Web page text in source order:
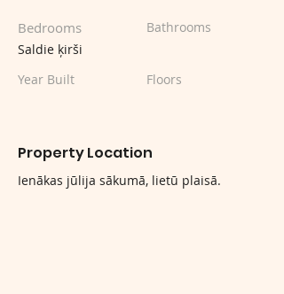
Bedrooms
Saldie ķirši
Year Built
Bathrooms
Floors
Property Location
Ienākas jūlija sākumā, lietū plaisā.